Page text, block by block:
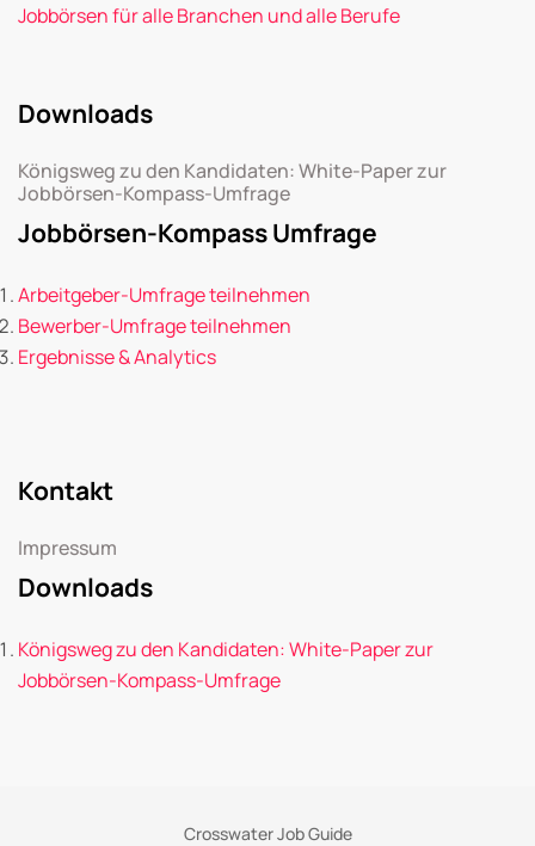
Jobbörsen für alle Branchen und alle Berufe
Downloads
Königsweg zu den Kandidaten: White-Paper zur
Jobbörsen-Kompass-Umfrage
Jobbörsen-Kompass Umfrage
Arbeitgeber-Umfrage teilnehmen
Bewerber-Umfrage teilnehmen
Ergebnisse & Analytics
Kontakt
Impressum
Downloads
Königsweg zu den Kandidaten: White-Paper zur
Jobbörsen-Kompass-Umfrage
Crosswater Job Guide